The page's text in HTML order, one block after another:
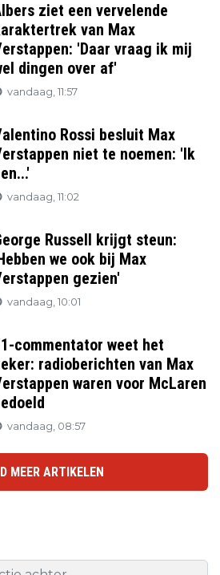
ziet een vervelende
van Max
'Daar vraag ik mij
dingen over af'
vandaag, 11:57
Rossi besluit Max
niet te noemen: 'Ik
vandaag, 11:02
Russell krijgt steun:
we ook bij Max
gezien'
vandaag, 10:01
commentator weet het
radioberichten van Max
waren voor McLaren
vandaag, 08:57
MEER ARTIKELEN